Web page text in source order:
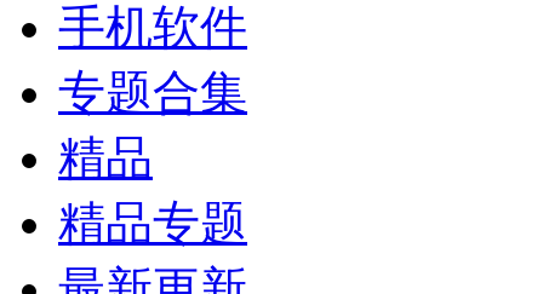
手机软件
专题合集
精品
精品专题